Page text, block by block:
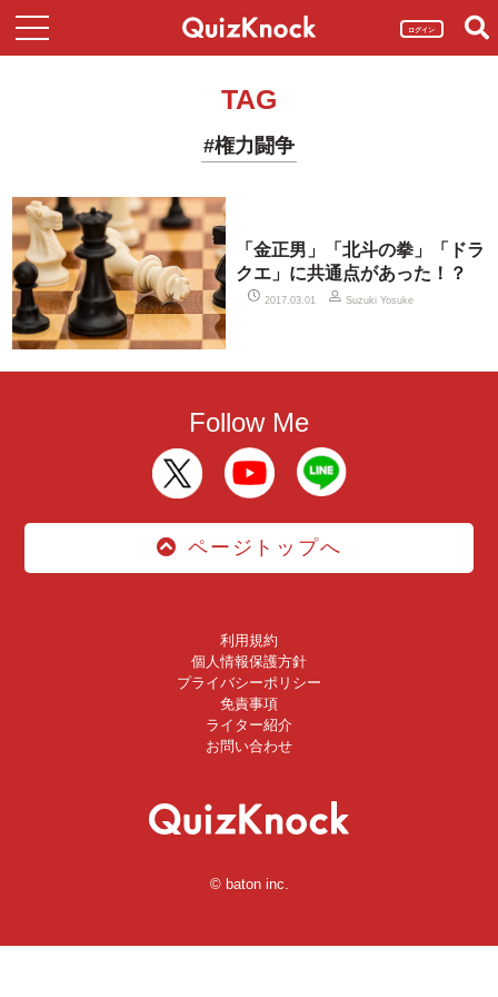
ログイン
TAG
#権力闘争
「金正男」「北斗の拳」「ドラ
クエ」に共通点があった！？
2017.03.01 Suzuki Yosuke
Follow Me
ページトップへ
利用規約
個人情報保護方針
プライバシーポリシー
免責事項
ライター紹介
お問い合わせ
© baton inc.